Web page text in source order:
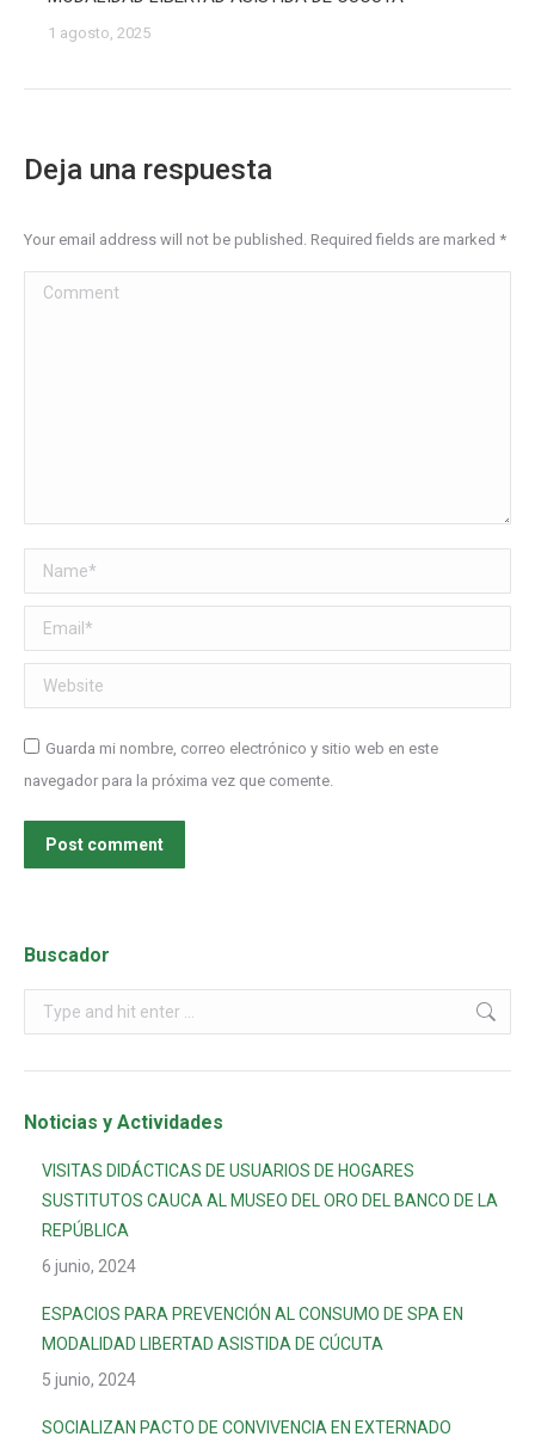
1 agosto, 2025
Deja una respuesta
Your email address will not be published. Required fields are marked *
Comment
Name *
Email *
Website
Guarda mi nombre, correo electrónico y sitio web en este
navegador para la próxima vez que comente.
Post comment
Buscador
Noticias y Actividades
VISITAS DIDÁCTICAS DE USUARIOS DE HOGARES
SUSTITUTOS CAUCA AL MUSEO DEL ORO DEL BANCO DE LA
REPÚBLICA
6 junio, 2024
ESPACIOS PARA PREVENCIÓN AL CONSUMO DE SPA EN
MODALIDAD LIBERTAD ASISTIDA DE CÚCUTA
5 junio, 2024
SOCIALIZAN PACTO DE CONVIVENCIA EN EXTERNADO